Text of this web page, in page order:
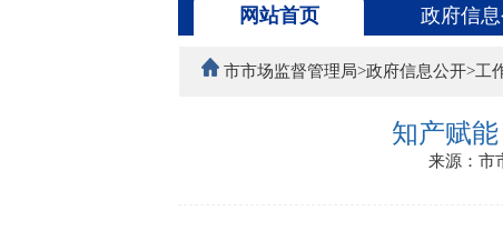
网站首页 政府信
市市场监督管理局>政府信息公开>工
知产赋
来源：市